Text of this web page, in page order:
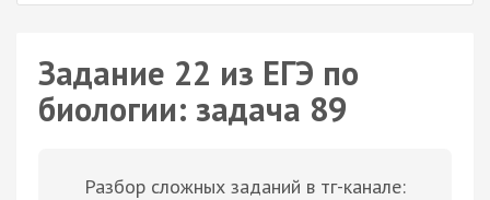
Задание 22 из ЕГЭ по
биологии: задача 89
Разбор сложных заданий в тг-канале: